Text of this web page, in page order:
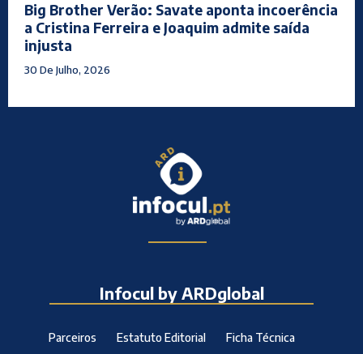
Big Brother Verão: Savate aponta incoerência
a Cristina Ferreira e Joaquim admite saída
injusta
30 De Julho, 2026
Infocul by ARDglobal
Parceiros Estatuto Editorial Ficha Técnica